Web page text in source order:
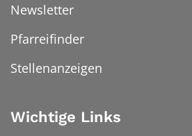
Newsletter
Pfarreifinder
Stellenanzeigen
Wichtige Links